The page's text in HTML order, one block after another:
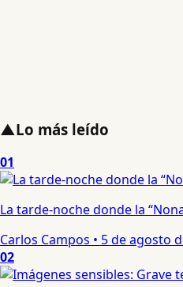
▲Lo más leído
01
La tarde-noche donde la
Carlos Campos • 5 de agosto
02